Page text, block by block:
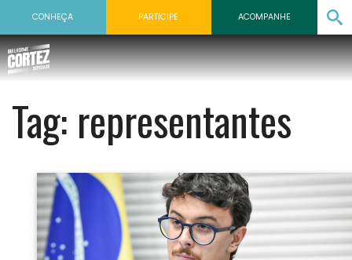
CONHEÇA PARTICIPE ACOMPANHE
Tag: representantes